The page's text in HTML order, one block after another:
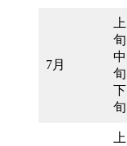
7月
上
旬
中
旬
下
旬
上